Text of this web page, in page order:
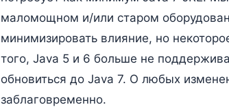
маломощном и/или старом
минимизировать влияние, но
того, Java 5 и 6 больше не
обновиться до Java 7. О любых
заблаговременно.